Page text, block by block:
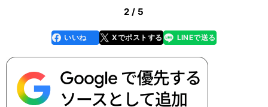
2 / 5
faceboo
k
いいね Xでポストする
line LINEで送る